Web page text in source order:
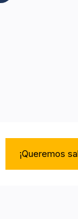
¡Queremos